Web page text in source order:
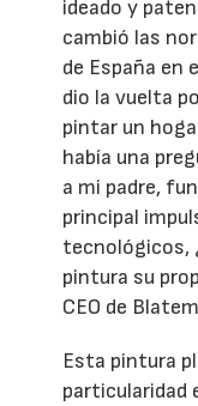
ideado y
cambió las
de España en
dio la vuelta
pintar un
había una
a mi padre,
principal
tecnológicos,
pintura su
CEO de
Esta pintura
particularidad